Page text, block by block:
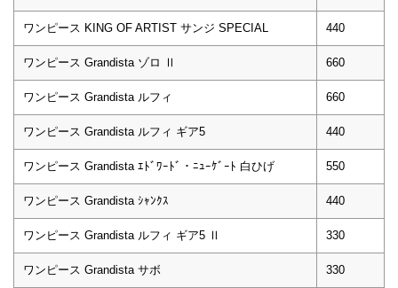
ワンピース KING OF ARTIST サンジ SPECIAL 440
ワンピース Grandista ゾロ Ⅱ 660
ワンピース Grandista ルフィ 660
ワンピース Grandista ルフィ ギア5 440
ワンピース Grandista ｴﾄﾞﾜｰﾄﾞ・ﾆｭｰｹﾞｰﾄ 白ひげ 550
ワンピース Grandista ｼｬﾝｸｽ 440
ワンピース Grandista ルフィ ギア5 Ⅱ 330
ワンピース Grandista サボ 330